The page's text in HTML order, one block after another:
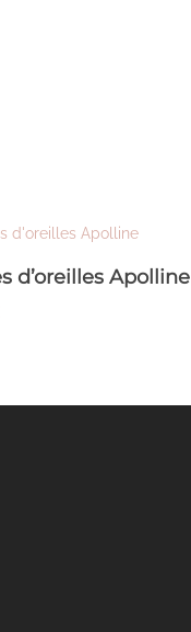
AU PANIER
d’oreilles Apolline